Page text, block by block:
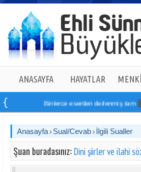
ANASAYFA HAYATLAR
Binlerce eserden derlenmiş tam 14
Anasayfa Sual/Cevab İlgili Sualler
Şuan buradasınız: Dini şiirler ve ilahi